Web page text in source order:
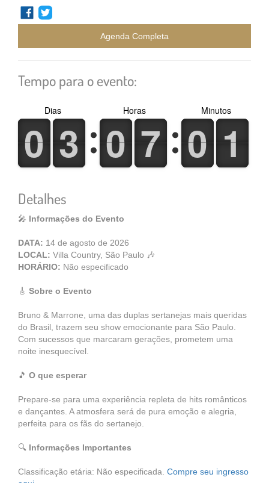
Agenda Completa
Tempo para o evento:
0
0
0
0 3
3
3
3
Dias
0
0
0
0 7
7
7
7
Horas
0
0
0
0 1
1
1
1
Minutos
Detalhes
🎤 Informações do Evento
DATA: 14 de agosto de 2026
LOCAL: Villa Country, São Paulo 🎶
HORÁRIO: Não especificado
🎸 Sobre o Evento
Bruno & Marrone, uma das duplas sertanejas mais queridas
do Brasil, trazem seu show emocionante para São Paulo.
Com sucessos que marcaram gerações, prometem uma
noite inesquecível.
🎵 O que esperar
Prepare-se para uma experiência repleta de hits românticos
e dançantes. A atmosfera será de pura emoção e alegria,
perfeita para os fãs do sertanejo.
🔍 Informações Importantes
Classificação etária: Não especificada. Compre seu ingresso